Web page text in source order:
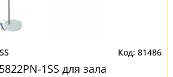
81486
1SS для зала